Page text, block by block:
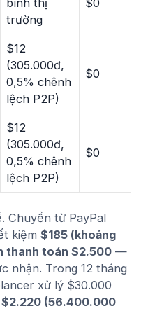
trường
$12
(305.000đ,
0,5% chênh
lệch P2P)
$0
$12
(305.000đ,
0,5% chênh
lệch P2P)
$0
Chuyển từ PayPal
kiệm $185 (khoảng
thanh toán $2.500 —
nhận. Trong 12 tháng
xử lý $30.000
$2.220 (56.400.000